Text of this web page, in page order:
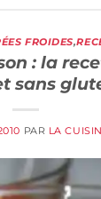
FROIDES,
: la
sans
PAR LA